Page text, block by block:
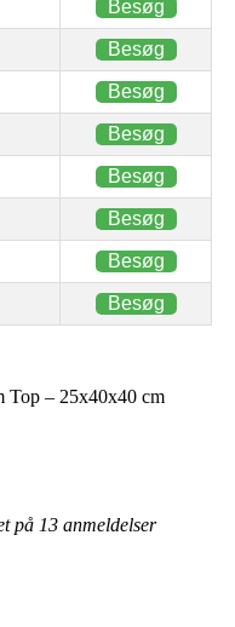
Besøg
Besøg
Besøg
Besøg
Besøg
Besøg
Besøg
Besøg
Top – 25x40x40 cm
på 13 anmeldelser